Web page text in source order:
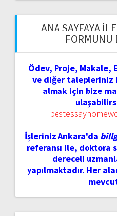
ANA SAYFAYA
FORMUNU
Ödev, Proje, Makale,
ve diğer talepleriniz
almak için bize
İşleriniz Ankara'da
referansı ile, doktora
dereceli
yapılmaktadır. Her